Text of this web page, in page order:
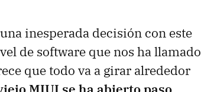
inesperada decisión con este
de software que nos ha llamado
que todo va a girar alrededor